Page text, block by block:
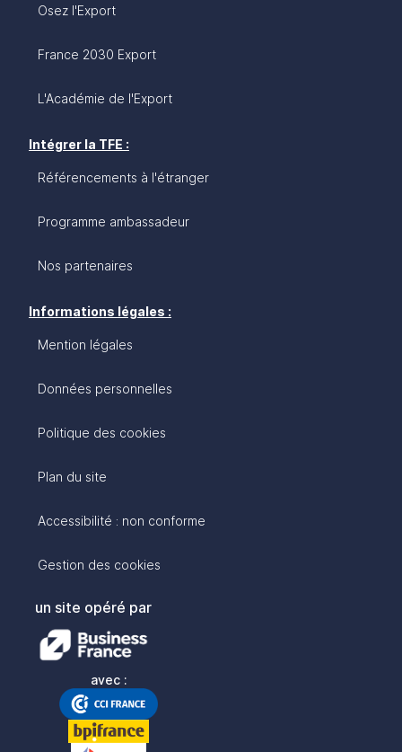
Osez l'Export
France 2030 Export
L'Académie de l'Export
Intégrer la TFE :
Référencements à l'étranger
Programme ambassadeur
Nos partenaires
Informations légales :
Mention légales
Données personnelles
Politique des cookies
Plan du site
Accessibilité : non conforme
Gestion des cookies
un site opéré par
avec :